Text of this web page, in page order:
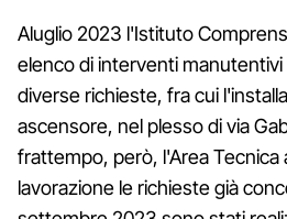
Aluglio 2023 l'Istituto
elenco di interventi
diverse richieste, fra cui
ascensore, nel plesso di via
frattempo, però, l'Area Tecnica
lavorazione le richieste già